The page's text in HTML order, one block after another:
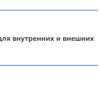
внутренних и внешних